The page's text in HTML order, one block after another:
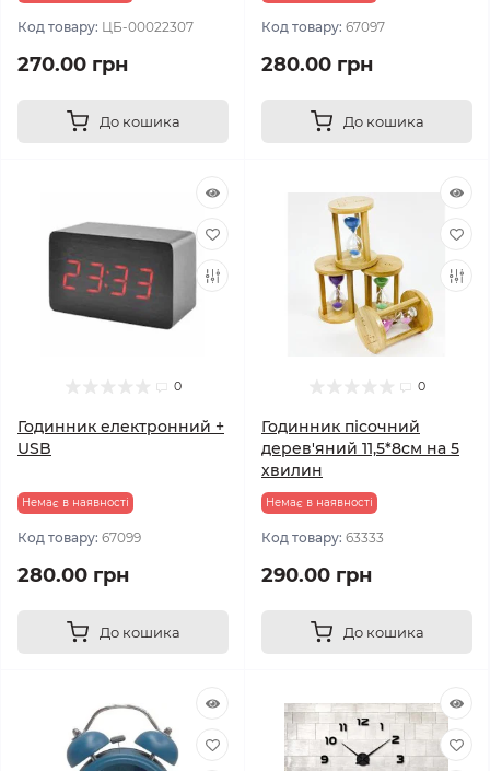
Код товару: ЦБ-00022307
270.00 грн
До кошика
Код товару: 67097
280.00 грн
До кошика
0
Годинник електронний +
USB
Немає в наявності
Код товару: 67099
280.00 грн
До кошика
0
Годинник пісочний
дерев'яний 11,5*8см на 5
хвилин
Немає в наявності
Код товару: 63333
290.00 грн
До кошика